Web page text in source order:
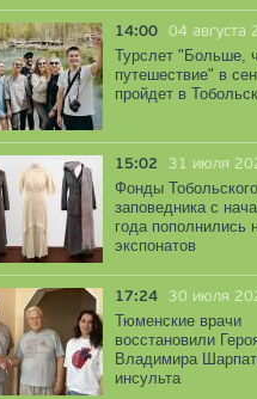
14:00 04 августа
Турслет "Больше,
путешествие" в
пройдет в
15:02 31 июля
Фонды
заповедника с
года пополнились
экспонатов
17:24 30 июля
Тюменские врачи
восстановили
Владимира
инсульта